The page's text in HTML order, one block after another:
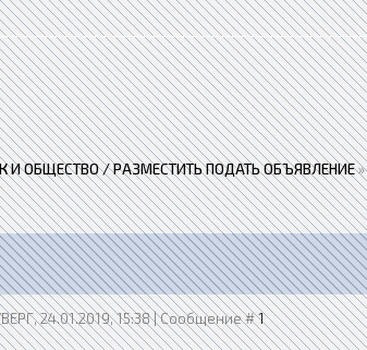
И ОБЩЕСТВО / РАЗМЕСТИТЬ ПОДАТЬ ОБЪЯВЛЕНИЕ»
24.01.2019, 15:38 | Сообщение #1